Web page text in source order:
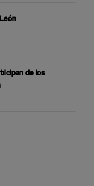
de los